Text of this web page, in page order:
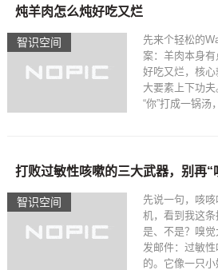
智识空间​
炖羊肉怎么炖好吃又烂
先来个轻松的
案：羊肉本身
好吃又烂，核心
大要素上下功夫
“你”打成一锅汤
智识空间​
打败过敏性咳嗽的三大武器，别再“
先说一句，咳
机，看到我这
是、不是？嗅
发邮件：过敏
的。它像一只